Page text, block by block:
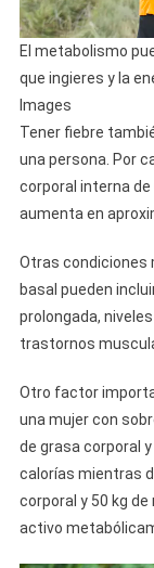
El metabolismo
que ingieres y la
Images
Tener fiebre
una persona. Por
corporal interna
aumenta en
Otras condiciones
basal pueden
prolongada,
trastornos
Otro factor
una mujer con
de grasa corporal
calorías mientras
corporal y 50 kg
activo